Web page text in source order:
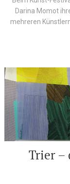
Darina Momot
mehreren
Trier –